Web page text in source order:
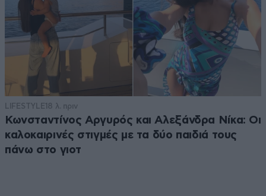
LIFESTYLE18 λ. πριν
Κωνσταντίνος Αργυρός και Αλεξάνδρα Νίκα: Οι
καλοκαιρινές στιγμές με τα δύο παιδιά τους
πάνω στο γιοτ